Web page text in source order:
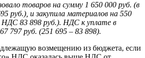
товаров на сумму 1 650 000 руб. (в
руб.), и закупила материалов на 550
НДС 83 898 руб.). НДС к уплате в
797 руб. (251 695 – 83 898).
возмещению из бюджета, если